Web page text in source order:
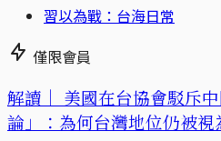
習以為戰：台海日常
僅限會員
解讀｜ 美國在台協會駁斥
論」：為何台灣地位仍被視